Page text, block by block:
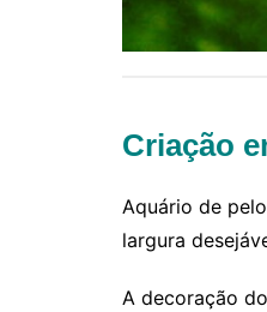
Criação
Aquário de
largura
A decoração